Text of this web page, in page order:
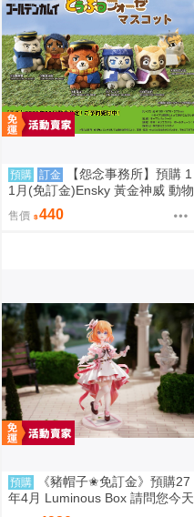
預購 訂金
【怨念事務所】預購 1
1月(免訂金)Ensky 黃金神威 動物
模樣坐姿娃吊飾 布偶 第1彈 6款
分售 三次再販 0816
售價 440
預購
《豬帽子✬免訂金》預購27
年4月 Luminous Box 請問您今天